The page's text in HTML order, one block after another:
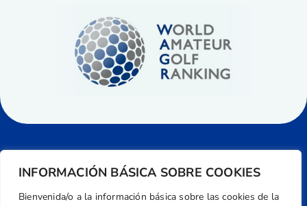
INFORMACIÓN BÁSICA SOBRE COOKIES
Bienvenida/o a la información básica sobre las cookies de la